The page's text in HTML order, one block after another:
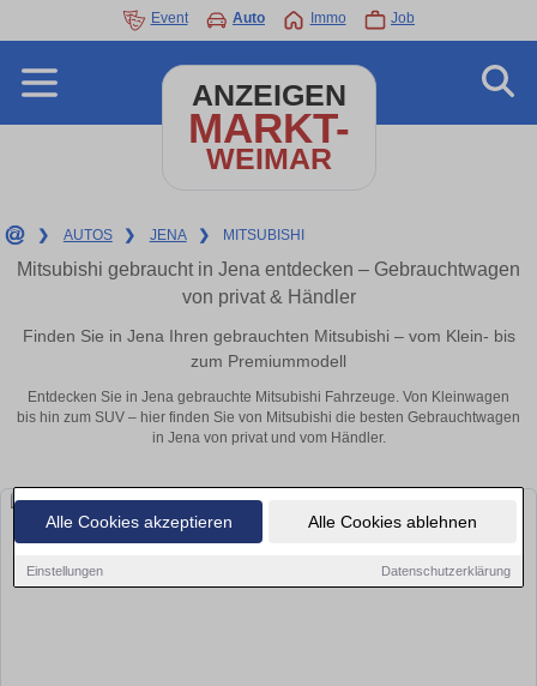
Alle Cookies akzeptieren Alle Cookies ablehnen
Einstellungen Datenschutzerklärung
Event Auto Immo Job
ANZEIGEN
MARKT-
WEIMAR
❯ AUTOS ❯ JENA ❯ MITSUBISHI
Mitsubishi gebraucht in Jena entdecken – Gebrauchtwagen
von privat & Händler
Finden Sie in Jena Ihren gebrauchten Mitsubishi – vom Klein- bis
zum Premiummodell
Entdecken Sie in Jena gebrauchte Mitsubishi Fahrzeuge. Von Kleinwagen
bis hin zum SUV – hier finden Sie von Mitsubishi die besten Gebrauchtwagen
in Jena von privat und vom Händler.